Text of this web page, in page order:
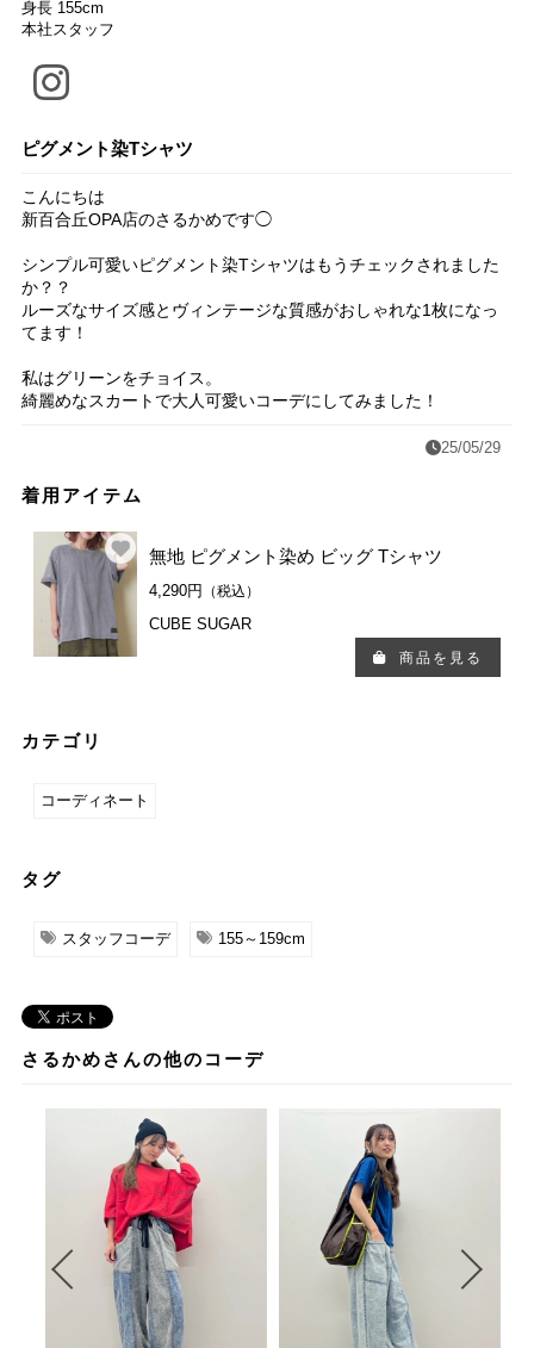
身長 155cm
本社スタッフ
ピグメント染Tシャツ
こんにちは
新百合丘OPA店のさるかめです◯
シンプル可愛いピグメント染Tシャツはもうチェックされました
か？？
ルーズなサイズ感とヴィンテージな質感がおしゃれな1枚になっ
てます！
私はグリーンをチョイス。
綺麗めなスカートで大人可愛いコーデにしてみました！
25/05/29
着用アイテム
無地 ピグメント染め ビッグ Tシャツ
4,290円 （税込）
CUBE SUGAR
商品を見る
カテゴリ
コーディネート
タグ
スタッフコーデ 155～159cm
さるかめさんの他のコーデ